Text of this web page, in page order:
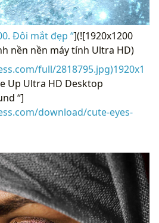
Đôi mắt đẹp “](![1920x1200
nền nền máy tính Ultra HD)
full/2818795.jpg)1920x1
Up Ultra HD Desktop
“]
download/cute-eyes-